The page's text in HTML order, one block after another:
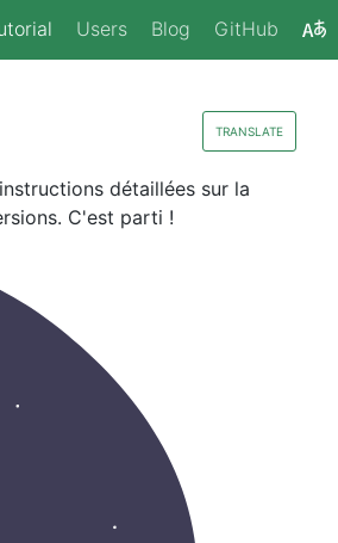
Users Blog GitHub
TRANSLATE
détaillées sur la
C'est parti !